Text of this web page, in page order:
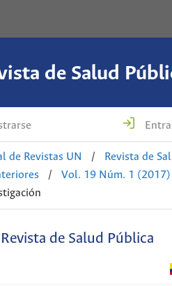
de Salud
de Revistas UN /
Revista de
/
Vol. 19 Núm. 1 (2017)
Revista de Salud Pública